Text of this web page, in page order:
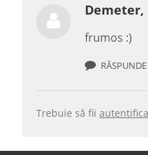
Demeter,
frumos :)
RĂSPUNDE
Trebuie să fii